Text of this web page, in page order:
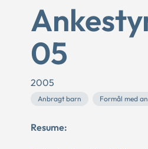
05
2005
Anbragt barn Formål med
Resume: